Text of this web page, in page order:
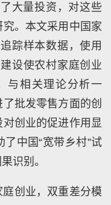
大量投资，对这些
。本文采用中国家
踪样本数据，使用
设使农村家庭创业
与相关理论分析一
批发零售方面的创
创业的促进作用显
中国“宽带乡村”试
识别。
庭创业，双重差分模